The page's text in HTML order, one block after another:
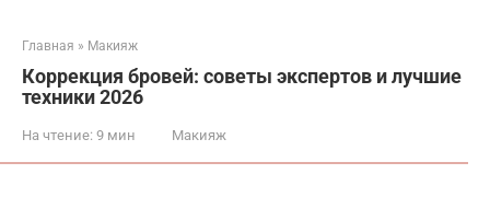
Главная » Макияж
Коррекция бровей: советы экспертов и лучшие
техники 2026
На чтение: 9 мин Макияж